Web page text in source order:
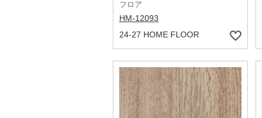
フロア
HM-12093
24-27 HOME FLOOR